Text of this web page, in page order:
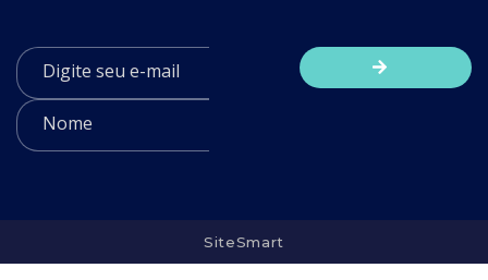
SiteSmart